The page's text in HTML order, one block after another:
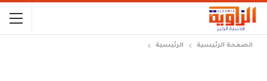
الصفحة الرئيسية الرئيسية